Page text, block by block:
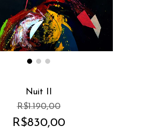
Nuit II
R$1.190,00
R$830,00